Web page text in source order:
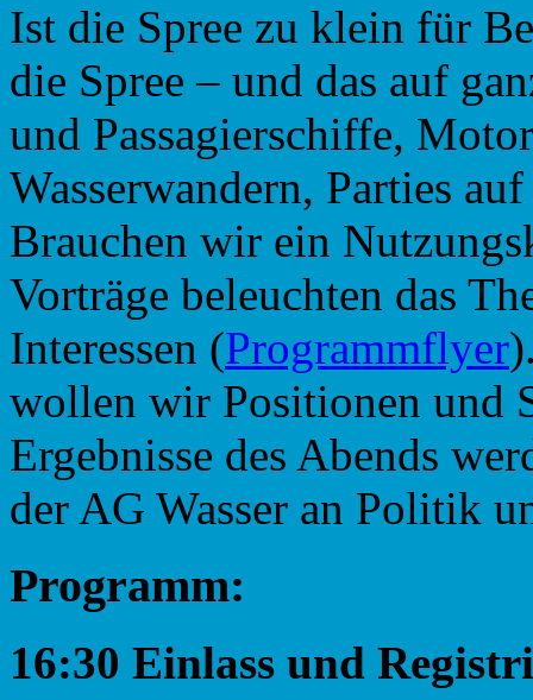
Ist die Spree zu klein für
die Spree – und das auf
und Passagierschiffe,
Wasserwandern, Parties
Brauchen wir ein
Vorträge beleuchten das
Interessen (Programmflyer
wollen wir Positionen und
Ergebnisse des Abends
der AG Wasser an Politik
Programm:
16:30 Einlass und